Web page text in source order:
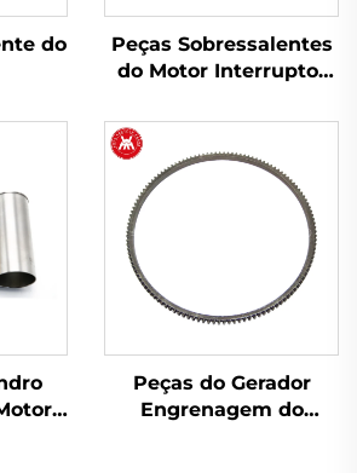
do
9 para
Peças Sobressalentes
do Motor Interruptor
34228 1874120M93
1874535M3 para Trator
Massey Ferguson
Peças do Gerador
Engrenagem do